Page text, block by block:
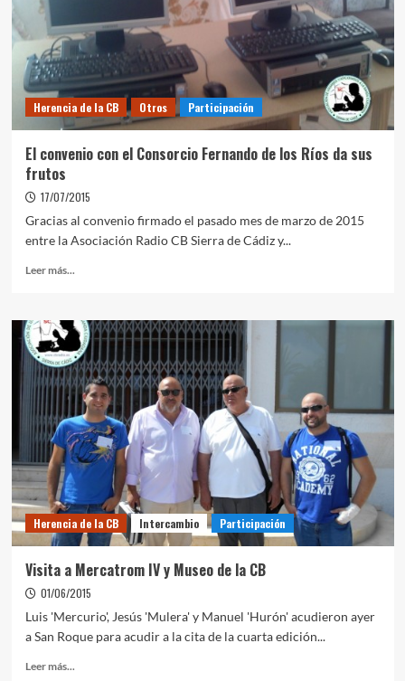
Herencia de la CB Otros Participación
El convenio con el Consorcio Fernando de los Ríos da sus
frutos
17/07/2015
Gracias al convenio firmado el pasado mes de marzo de 2015
entre la Asociación Radio CB Sierra de Cádiz y...
Leer más...
Herencia de la CB Intercambio Participación
Visita a Mercatrom IV y Museo de la CB
01/06/2015
Luis 'Mercurio', Jesús 'Mulera' y Manuel 'Hurón' acudieron ayer
a San Roque para acudir a la cita de la cuarta edición...
Leer más...